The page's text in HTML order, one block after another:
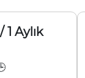
1 Aylık